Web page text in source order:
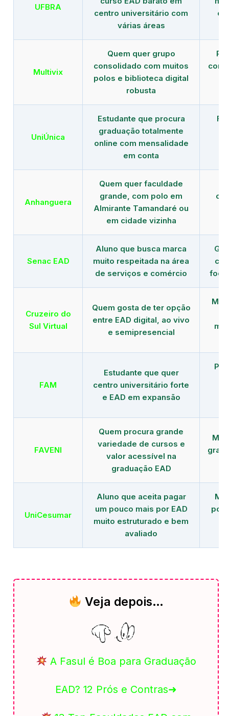
UFBRA
centro universitário com
várias áreas
Multivix
Quem quer grupo
consolidado com muitos
polos e biblioteca digital
robusta
com
UniÚnica
Estudante que procura
graduação totalmente
online com mensalidade
em conta
Anhanguera
Quem quer faculdade
grande, com polo em
Almirante Tamandaré ou
em cidade vizinha
Senac EAD
Aluno que busca marca
muito respeitada na área
de serviços e comércio
foco
Cruzeiro do
Sul Virtual
Quem gosta de ter opção
entre EAD digital, ao vivo
e semipresencial
FAM
Estudante que quer
centro universitário forte
e EAD em expansão
FAVENI
Quem procura grande
variedade de cursos e
valor acessível na
graduação EAD
UniCesumar
Aluno que aceita pagar
um pouco mais por EAD
muito estruturado e bem
avaliado
Veja depois…
A Fasul é Boa para Graduação
EAD? 12 Prós e Contras➜